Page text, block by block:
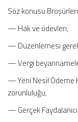
Söz konusu
— Hak ve ödevleri,
— Düzenlemesi
— Vergi
— Yeni Nesil Ödeme
zorunluluğu,
— Gerçek